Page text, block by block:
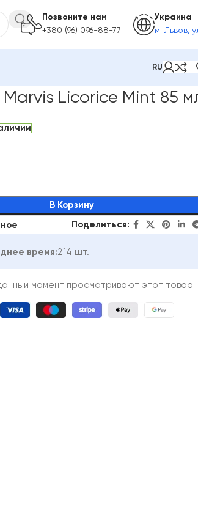
Позвоните нам
+380 (96) 096-88-77
Украина
м. Львов,
RU
Licorice Mint 85
В Корзину
Поделиться:
время:214 шт.
момент просматривают этот товар